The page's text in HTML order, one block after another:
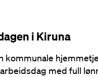
i Kiruna
kommunale
med full